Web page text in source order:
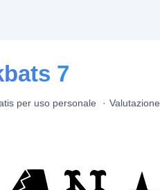
7
per uso personale Valutazione